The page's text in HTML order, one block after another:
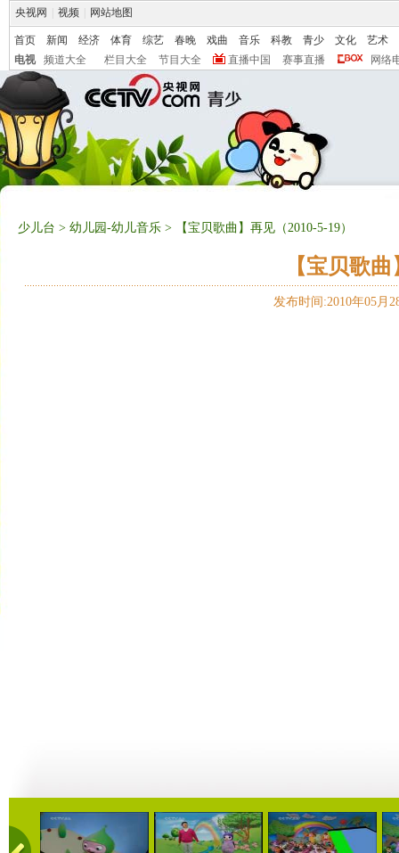
央视网 视频 网站地图
首页 新闻 经济 体育 综艺 春晚 戏曲 音乐 科教 青少 文化
艺术
电视
频道大全 栏目大全 节目大全 直播中国 赛事直播 网络
少儿台 > 幼儿园-幼儿音乐 > 【宝贝歌曲】再见（2010-5-19）
【宝贝歌
发布时间:2010年05月
01:00 03:44 01:00